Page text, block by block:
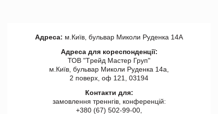
Адреса: м.Київ, бульвар Миколи Руденка 14А
Адреса для кореспонденції:
ТОВ "Tрейд Мастер Груп"
м.Київ, бульвар Миколи Руденка 14а,
2 поверх, оф 121, 03194
Контакти для:
замовлення треннгів, конференцій:
+380 (67) 502-99-00,